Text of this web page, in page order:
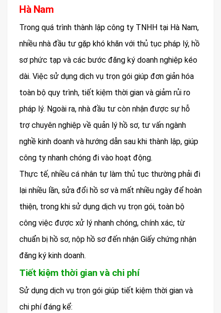
Hà Nam
Trong quá trình thành lập công ty TNHH tại Hà Nam,
nhiều nhà đầu tư gặp khó khăn với thủ tục pháp lý, hồ
sơ phức tạp và các bước đăng ký doanh nghiệp kéo
dài. Việc sử dụng dịch vụ trọn gói giúp đơn giản hóa
toàn bộ quy trình, tiết kiệm thời gian và giảm rủi ro
pháp lý. Ngoài ra, nhà đầu tư còn nhận được sự hỗ
trợ chuyên nghiệp về quản lý hồ sơ, tư vấn ngành
nghề kinh doanh và hướng dẫn sau khi thành lập, giúp
công ty nhanh chóng đi vào hoạt động.
Thực tế, nhiều cá nhân tự làm thủ tục thường phải đi
lại nhiều lần, sửa đổi hồ sơ và mất nhiều ngày để hoàn
thiện, trong khi sử dụng dịch vụ trọn gói, toàn bộ
công việc được xử lý nhanh chóng, chính xác, từ
chuẩn bị hồ sơ, nộp hồ sơ đến nhận Giấy chứng nhận
đăng ký kinh doanh.
Tiết kiệm thời gian và chi phí
Sử dụng dịch vụ trọn gói giúp tiết kiệm thời gian và
chi phí đáng kể: